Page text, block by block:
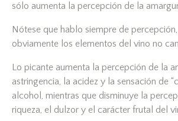
sólo aumenta la percepción de la
Nótese que hablo siempre de
obviamente los elementos del vino no
Lo picante aumenta la percepción de la
astringencia, la acidez y la sensación de
alcohol, mientras que disminuye la
riqueza, el dulzor y el carácter frutal del